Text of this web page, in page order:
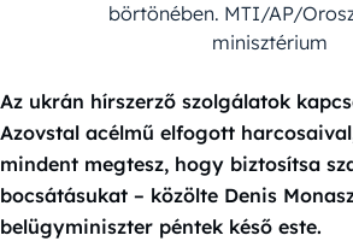
börtönében. MTI/AP/
minisztérium
Az ukrán hírszerző szolgálatok
Azovstal acélmű elfogott
mindent megtesz, hogy biztosítsa
bocsátásukat – közölte Denis
belügyminiszter péntek késő este.